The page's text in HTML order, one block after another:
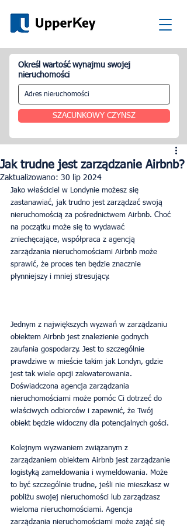
Określ wartość wynajmu swojej
nieruchomości
SZACUNKOWY CZYNSZ
Jak trudne jest zarządzanie Airbnb?
Zaktualizowano: 30 lip 2024
Jako właściciel w Londynie możesz się
zastanawiać, jak trudno jest zarządzać swoją
nieruchomością za pośrednictwem Airbnb. Choć
na początku może się to wydawać
zniechęcające, współpraca z agencją
zarządzania nieruchomościami Airbnb może
sprawić, że proces ten będzie znacznie
płynniejszy i mniej stresujący.
Jednym z największych wyzwań w zarządzaniu
obiektem Airbnb jest znalezienie godnych
zaufania gospodarzy. Jest to szczególnie
prawdziwe w mieście takim jak Londyn, gdzie
jest tak wiele opcji zakwaterowania.
Doświadczona agencja zarządzania
nieruchomościami może pomóc Ci dotrzeć do
właściwych odbiorców i zapewnić, że Twój
obiekt będzie widoczny dla potencjalnych gości.
Kolejnym wyzwaniem związanym z
zarządzaniem obiektem Airbnb jest zarządzanie
logistyką zameldowania i wymeldowania. Może
to być szczególnie trudne, jeśli nie mieszkasz w
pobliżu swojej nieruchomości lub zarządzasz
wieloma nieruchomościami. Agencja
zarządzania nieruchomościami może zająć się